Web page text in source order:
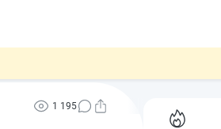
1 195